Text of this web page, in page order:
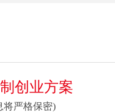
创业方案
将严格保密)